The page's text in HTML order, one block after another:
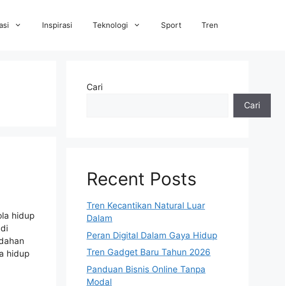
Inspirasi Teknologi Sport Tren
hidup
hidup
Cari
Cari
Recent Posts
Tren Kecantikan Natural Luar
Dalam
Peran Digital Dalam Gaya Hidup
Tren Gadget Baru Tahun 2026
Panduan Bisnis Online Tanpa
Modal